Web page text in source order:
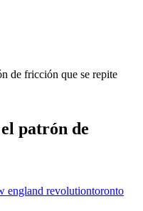
de fricción que se repite
patrón de
england revolutiontoronto